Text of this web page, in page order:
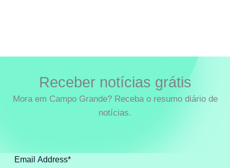
Receber notícias grátis
Mora em Campo Grande? Receba o resumo diário de
notícias.